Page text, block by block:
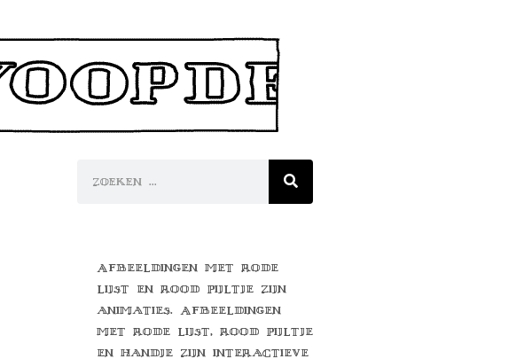
Afbeeldingen met rode
lijst en rood pijltje zijn
animaties. Afbeeldingen
met rode lijst, rood pijltje
en handje zijn interactieve